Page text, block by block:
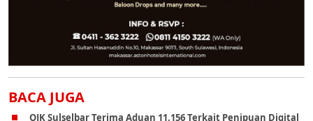
BACA JUGA
OJK Sulselbar Terima Aduan 11.156 Terkait Penipuan Digital